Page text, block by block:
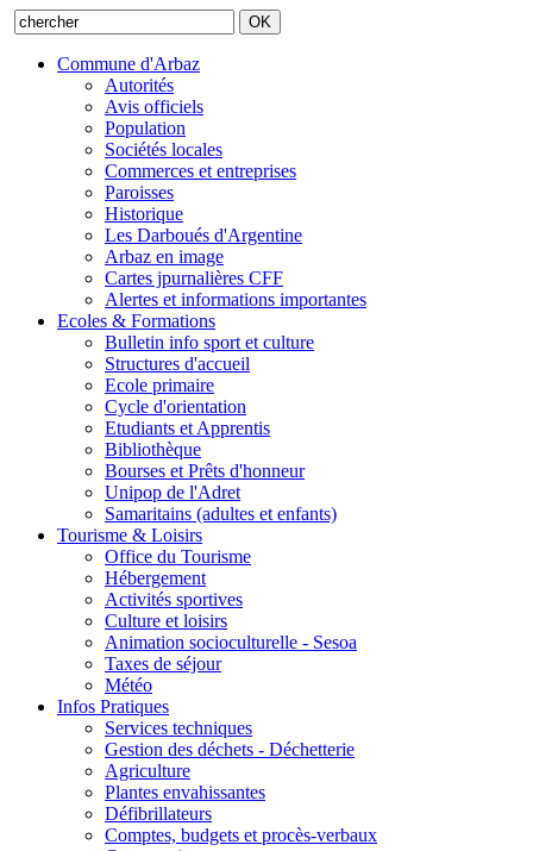
Commune d'Arbaz
Autorités
Avis officiels
Population
Sociétés locales
Commerces et entreprises
Paroisses
Historique
Les Darboués d'Argentine
Arbaz en image
Cartes jpurnalières CFF
Alertes et informations importantes
Ecoles & Formations
Bulletin info sport et culture
Structures d'accueil
Ecole primaire
Cycle d'orientation
Etudiants et Apprentis
Bibliothèque
Bourses et Prêts d'honneur
Unipop de l'Adret
Samaritains (adultes et enfants)
Tourisme & Loisirs
Office du Tourisme
Hébergement
Activités sportives
Culture et loisirs
Animation socioculturelle - Sesoa
Taxes de séjour
Météo
Infos Pratiques
Services techniques
Gestion des déchets - Déchetterie
Agriculture
Plantes envahissantes
Défibrillateurs
Comptes, budgets et procès-verbaux